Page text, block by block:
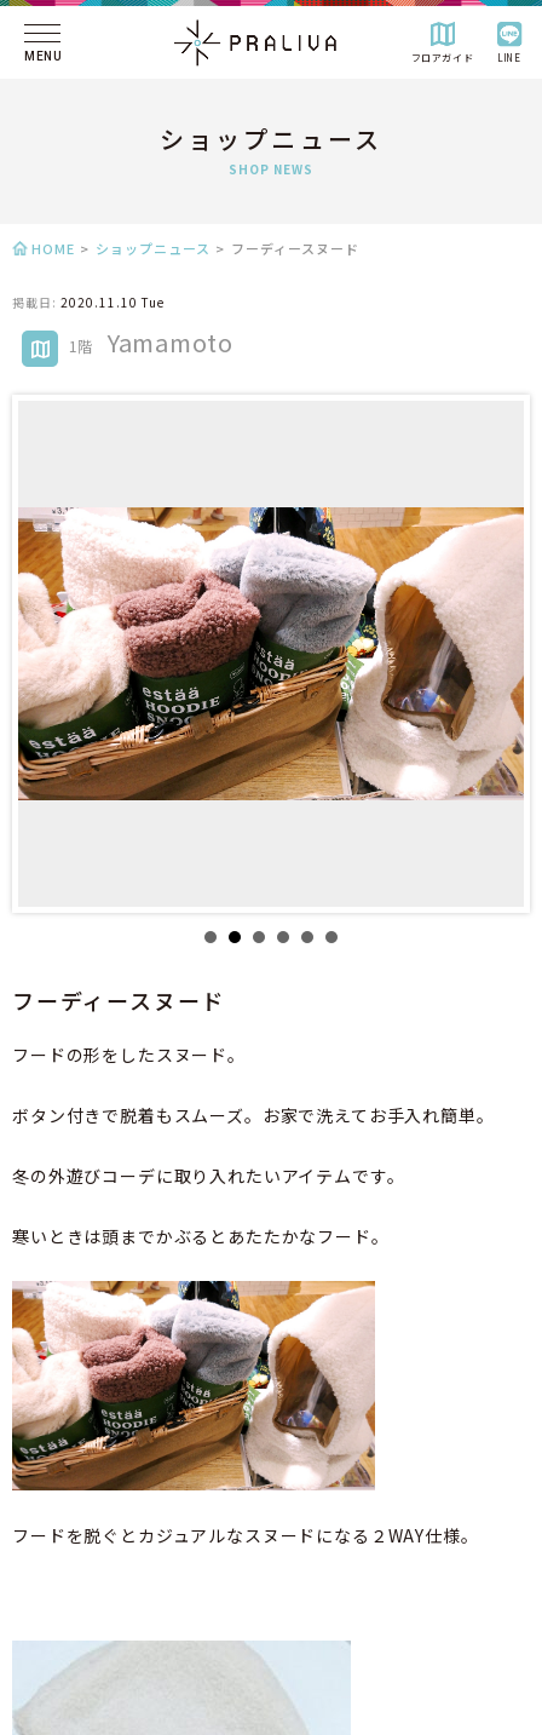
MENU フロアガイド LINE
ショップニュース
SHOP NEWS
HOME > ショップニュース > フーディースヌード
掲載日: 2020.11.10 Tue
1階 Yamamoto
フーディースヌード
フードの形をしたスヌード。
ボタン付きで脱着もスムーズ。お家で洗えてお手入れ簡単。
冬の外遊びコーデに取り入れたいアイテムです。
寒いときは頭までかぶるとあたたかなフード。
フードを脱ぐとカジュアルなスヌードになる２WAY仕様。